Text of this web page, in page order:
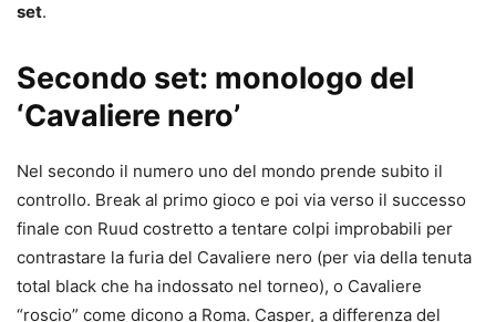
set.
Secondo set: monologo del
‘Cavaliere nero’
Nel secondo il numero uno del mondo prende subito il
controllo. Break al primo gioco e poi via verso il successo
finale con Ruud costretto a tentare colpi improbabili per
contrastare la furia del Cavaliere nero (per via della tenuta
total black che ha indossato nel torneo), o Cavaliere
“roscio” come dicono a Roma. Casper, a differenza del